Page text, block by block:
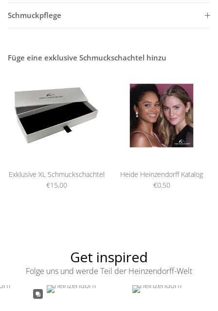
Schmuckpflege
Füge eine exklusive Schmuckschachtel hinzu
Exklusive XL Schmuckschachtel
€15,00
Heide Heinzendorff Katalog
€0,50
Get inspired
Folge uns und werde Teil der Heinzendorff-Welt